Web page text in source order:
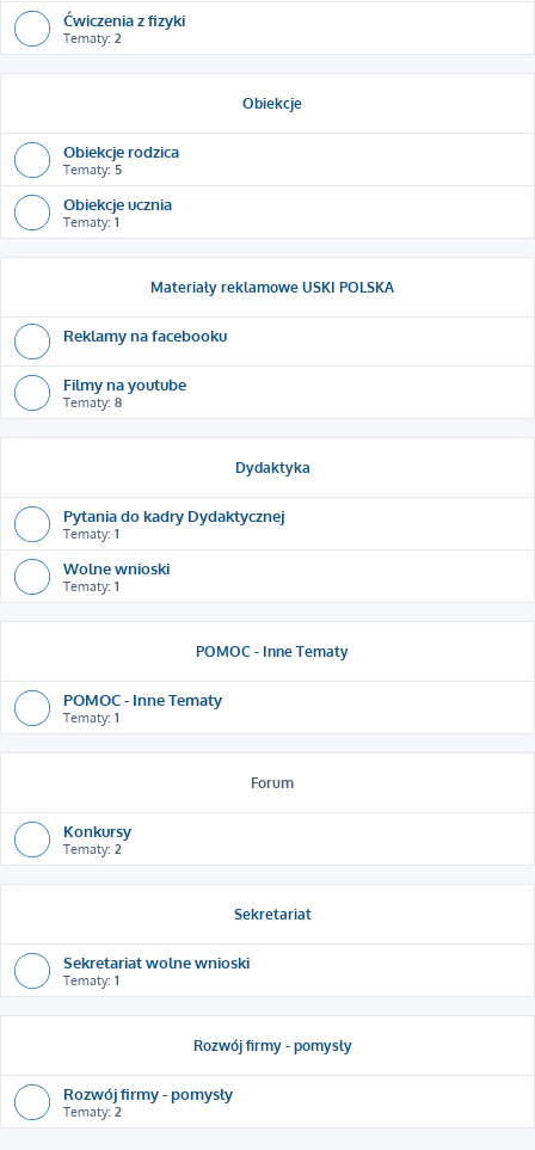
Ćwiczenia z fizyki
Tematy: 2
Obiekcje
Obiekcje rodzica
Tematy: 5
Obiekcje ucznia
Tematy: 1
Materiały reklamowe USKI POLSKA
Reklamy na facebooku
Filmy na youtube
Tematy: 8
Dydaktyka
Pytania do kadry Dydaktycznej
Tematy: 1
Wolne wnioski
Tematy: 1
POMOC - Inne Tematy
POMOC - Inne Tematy
Tematy: 1
Forum
Konkursy
Tematy: 2
Sekretariat
Sekretariat wolne wnioski
Tematy: 1
Rozwój firmy - pomysły
Rozwój firmy - pomysły
Tematy: 2